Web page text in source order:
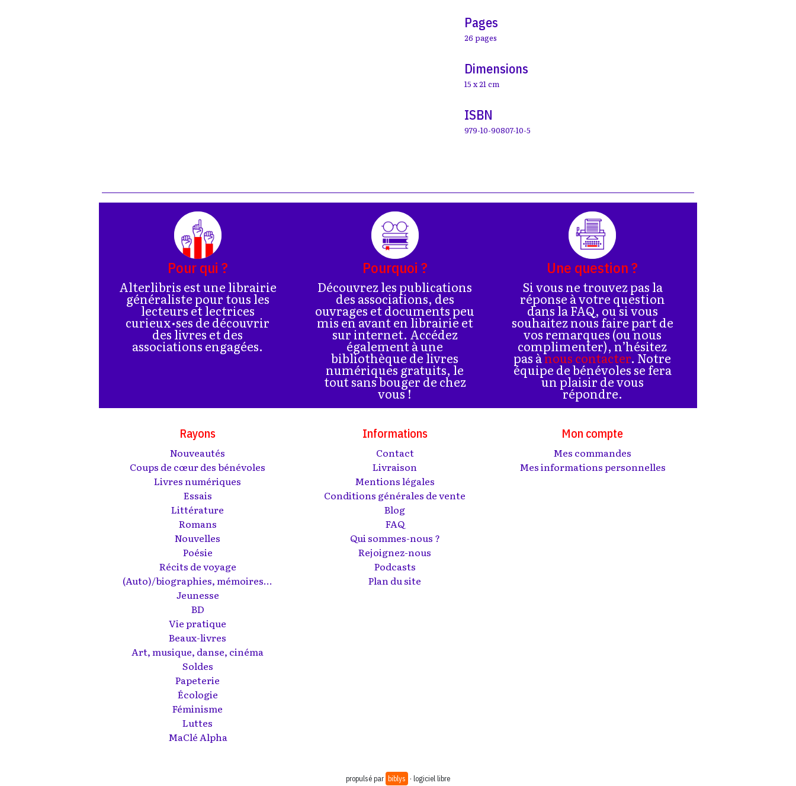
Pages
26 pages
Dimensions
15 x 21 cm
ISBN
979-10-90807-10-5
Pour qui ?
Alterlibris est une librairie
généraliste pour tous les
lecteurs et lectrices
curieux•ses de découvrir
des livres et des
associations engagées.
Pourquoi ?
Découvrez les publications
des associations, des
ouvrages et documents peu
mis en avant en librairie et
sur internet. Accédez
également à une
bibliothèque de livres
numériques gratuits, le
tout sans bouger de chez
vous !
Une question ?
Si vous ne trouvez pas la
réponse à votre question
dans la FAQ, ou si vous
souhaitez nous faire part de
vos remarques (ou nous
complimenter), n’hésitez
pas ànous contacter. Notre
équipe de bénévoles se fera
un plaisir de vous
répondre.
Rayons
Nouveautés
Coups de cœur des bénévoles
Livres numériques
Essais
Littérature
Romans
Nouvelles
Poésie
Récits de voyage
(Auto)/biographies, mémoires...
Jeunesse
BD
Vie pratique
Beaux-livres
Art, musique, danse, cinéma
Soldes
Papeterie
Écologie
Féminisme
Luttes
MaClé Alpha
Informations
Contact
Livraison
Mentions légales
Conditions générales de vente
Blog
FAQ
Qui sommes-nous ?
Rejoignez-nous
Podcasts
Plan du site
Mon compte
Mes commandes
Mes informations personnelles
propulsé par biblys · logiciel libre